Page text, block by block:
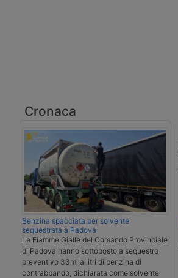
Cronaca
Benzina spacciata per solvente
sequestrata a Padova
Le Fiamme Gialle del Comando Provinciale
di Padova hanno sottoposto a sequestro
preventivo 33mila litri di benzina di
contrabbando, dichiarata come solvente